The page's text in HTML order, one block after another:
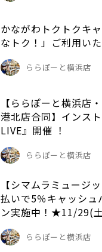
かながわトクトクキ
なトク！」ご利用い
ららぽーと横浜店
【ららぽーと横浜店
港北店合同】インス
LIVE』開催 ！
ららぽーと横浜店
【シマムラミュージ
払いで5％キャッシュ
ン実施中！★11/29(
ららぽーと横浜店